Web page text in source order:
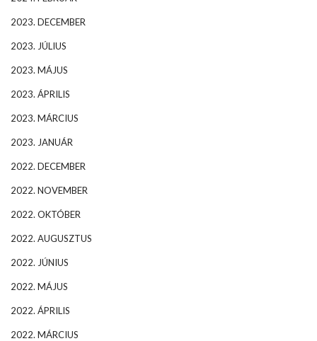
2023. DECEMBER
2023. JÚLIUS
2023. MÁJUS
2023. ÁPRILIS
2023. MÁRCIUS
2023. JANUÁR
2022. DECEMBER
2022. NOVEMBER
2022. OKTÓBER
2022. AUGUSZTUS
2022. JÚNIUS
2022. MÁJUS
2022. ÁPRILIS
2022. MÁRCIUS